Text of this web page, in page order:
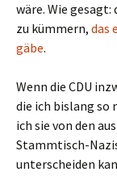
wäre. Wie
zu kümmern, das
gäbe.
Wenn die CDU
die ich bislang so
ich sie von den
Stammtisch-
unterscheiden